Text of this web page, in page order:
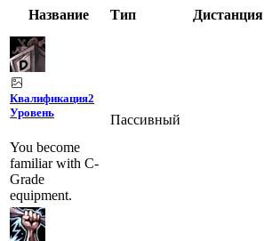
Название Тип Дистанция
Квалификация2
Уровень
You become
familiar with C-
Grade
equipment.
Пассивный